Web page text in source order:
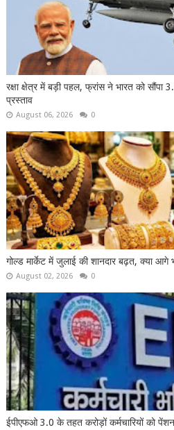
रक्षा क्षेत्र में बड़ी पहल, फ्रांस ने भारत को
प्रस्ताव
August 06, 2026 0
गोल्ड मार्केट में जुलाई की शानदार बढ़त, क्या आगे
August 02, 2026 0
ईपीएफओ 3.0 के तहत करोड़ों कर्मचारियों को